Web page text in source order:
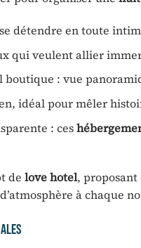
détendre en toute
qui veulent allier
: vue
idéal pour mêler
: ces
de love hotel, proposant
à chaque